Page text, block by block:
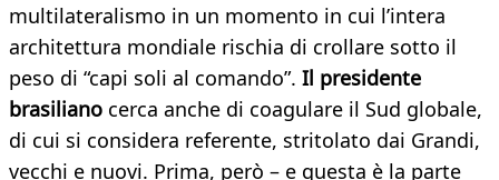
multilateralismo in un momento in cui l’intera
architettura mondiale rischia di crollare sotto il
peso di “capi soli al comando”. Il presidente
brasiliano cerca anche di coagulare il Sud globale,
di cui si considera referente, stritolato dai Grandi,
vecchi e nuovi. Prima, però – e questa è la parte